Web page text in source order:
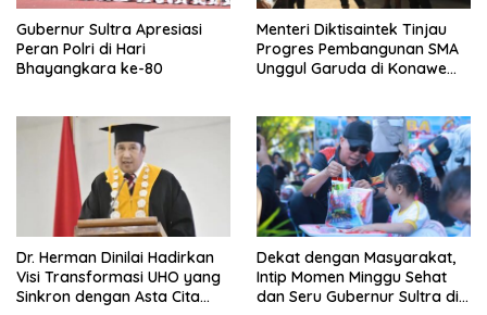
Gubernur Sultra Apresiasi
Peran Polri di Hari
Bhayangkara ke-80
Menteri Diktisaintek Tinjau
Progres Pembangunan SMA
Unggul Garuda di Konawe
Dr. Herman Dinilai Hadirkan
Visi Transformasi UHO yang
Sinkron dengan Asta Cita
Dekat dengan Masyarakat,
Intip Momen Minggu Sehat
dan Seru Gubernur Sultra di